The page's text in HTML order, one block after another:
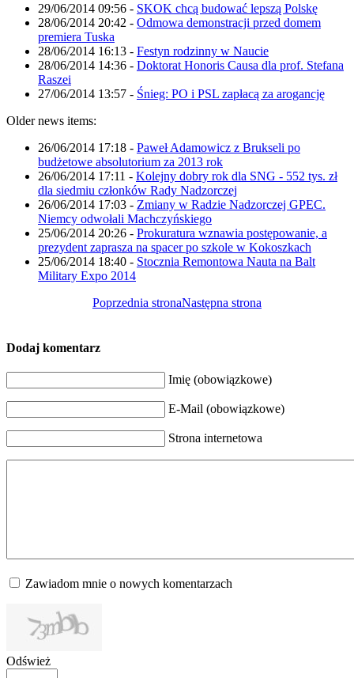
29/06/2014 09:56 - SKOK chcą budować lepszą Polskę
28/06/2014 20:42 - Odmowa demonstracji przed domem
premiera Tuska
28/06/2014 16:13 - Festyn rodzinny w Naucie
28/06/2014 14:36 - Doktorat Honoris Causa dla prof. Stefana
Raszei
27/06/2014 13:57 - Śnieg: PO i PSL zapłacą za arogancję
Older news items:
26/06/2014 17:18 - Paweł Adamowicz z Brukseli po
budżetowe absolutorium za 2013 rok
26/06/2014 17:11 - Kolejny dobry rok dla SNG - 552 tys. zł
dla siedmiu członków Rady Nadzorczej
26/06/2014 17:03 - Zmiany w Radzie Nadzorczej GPEC.
Niemcy odwołali Machczyńskiego
25/06/2014 20:26 - Prokuratura wznawia postępowanie, a
prezydent zaprasza na spacer po szkole w Kokoszkach
25/06/2014 18:40 - Stocznia Remontowa Nauta na Balt
Military Expo 2014
Poprzednia stronaNastępna strona
Dodaj komentarz
Imię (obowiązkowe)
E-Mail (obowiązkowe)
Strona internetowa
Zawiadom mnie o nowych komentarzach
Odśwież